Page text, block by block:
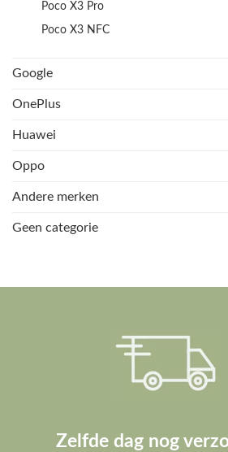
Poco X3 Pro
Poco X3 NFC
Google
OnePlus
Huawei
Oppo
Andere merken
Geen categorie
Zelfde dag nog